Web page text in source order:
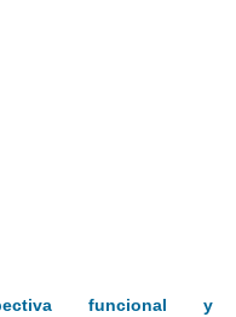
funcional y